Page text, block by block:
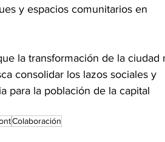
y espacios comunitarios en
la transformación de la ciudad
consolidar los lazos sociales y
para la población de la capital
Colaboración